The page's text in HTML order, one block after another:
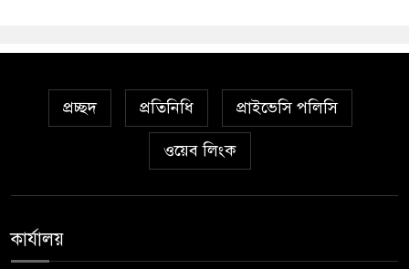
প্রচ্ছদ প্রতিনিধি প্রাইভেসি পলিসি
ওয়েব লিংক
কার্যালয়